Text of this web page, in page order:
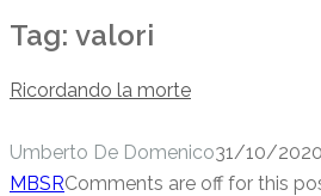
Tag: valori
Ricordando la morte
Umberto De Domenico31/10/2020
MBSRComments are off for this